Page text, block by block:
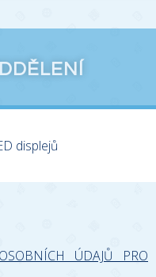
displejů
ÚDAJŮ PRO